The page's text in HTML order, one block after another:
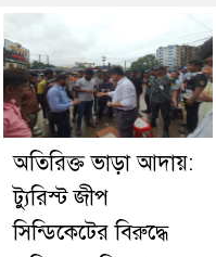
অতিরিক্ত ভাড়া আদায়:
ট্যুরিস্ট জীপ
সিন্ডিকেটের বিরুদ্ধে